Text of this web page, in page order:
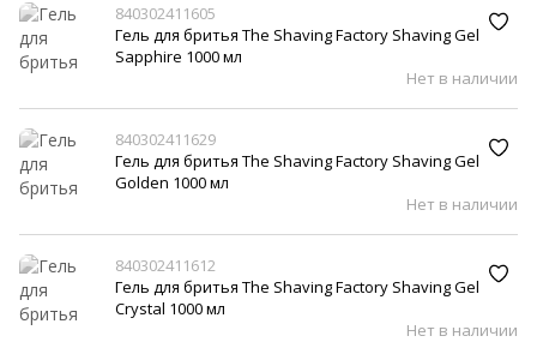
840302411605
Гель для бритья The Shaving Factory Shaving Gel
Sapphire 1000 мл
Нет в наличии
840302411629
Гель для бритья The Shaving Factory Shaving Gel
Golden 1000 мл
Нет в наличии
840302411612
Гель для бритья The Shaving Factory Shaving Gel
Crystal 1000 мл
Нет в наличии